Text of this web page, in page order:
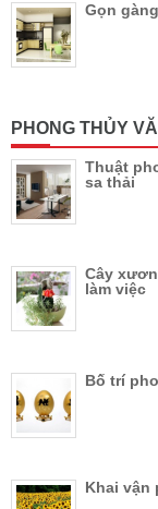
Gọn
PHONG THỦY
Thuật
sa thải
Cây
làm việc
Bố trí
Khai vận